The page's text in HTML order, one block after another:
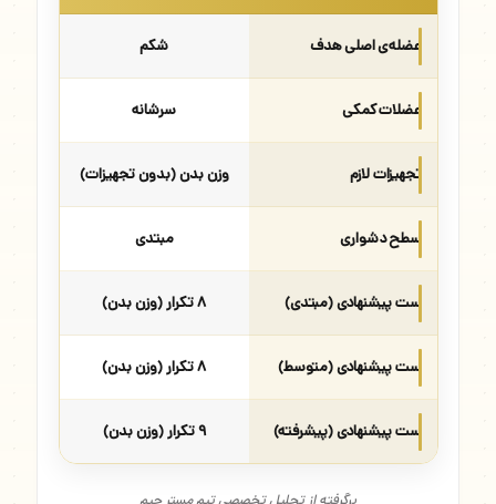
عضله‌ی اصلی هدف شکم
عضلات کمکی سرشانه
تجهیزات لازم وزن بدن (بدون تجهیزات)
سطح دشواری مبتدی
ست پیشنهادی (مبتدی) ۸ تکرار (وزن بدن)
ست پیشنهادی (متوسط) ۸ تکرار (وزن بدن)
ست پیشنهادی (پیشرفته) ۹ تکرار (وزن بدن)